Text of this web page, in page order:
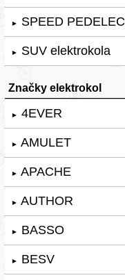
► SPEED PEDELEC
► SUV elektrokola
Značky elektrokol
► 4EVER
► AMULET
► APACHE
► AUTHOR
► BASSO
► BESV